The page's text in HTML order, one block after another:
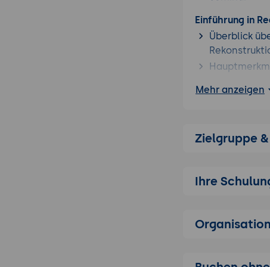
Einführung in
Überblick
Grundlagen
Erfassung
Mehr anzeigen
Zielgruppe
Ihre
Organisation